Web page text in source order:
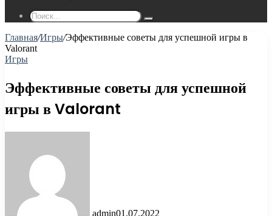
Поиск...
Главная/Игры/Эффективные советы для успешной игры в
Valorant
Игры
Эффективные советы для успешной
игры в Valorant
admin01.07.2022